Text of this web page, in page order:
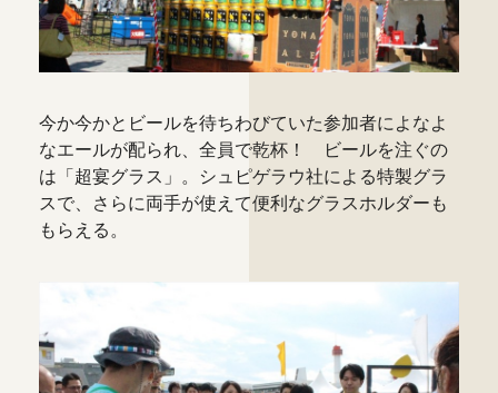
今か今かとビールを待ちわびていた参加者によなよ
なエールが配られ、全員で乾杯！ ビールを注ぐの
は「超宴グラス」。シュピゲラウ社による特製グラ
スで、さらに両手が使えて便利なグラスホルダーも
もらえる。